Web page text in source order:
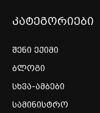
კატეგორიები
შენი ექიმი
ბლოგი
სხვა-ამბები
სამინისტრო